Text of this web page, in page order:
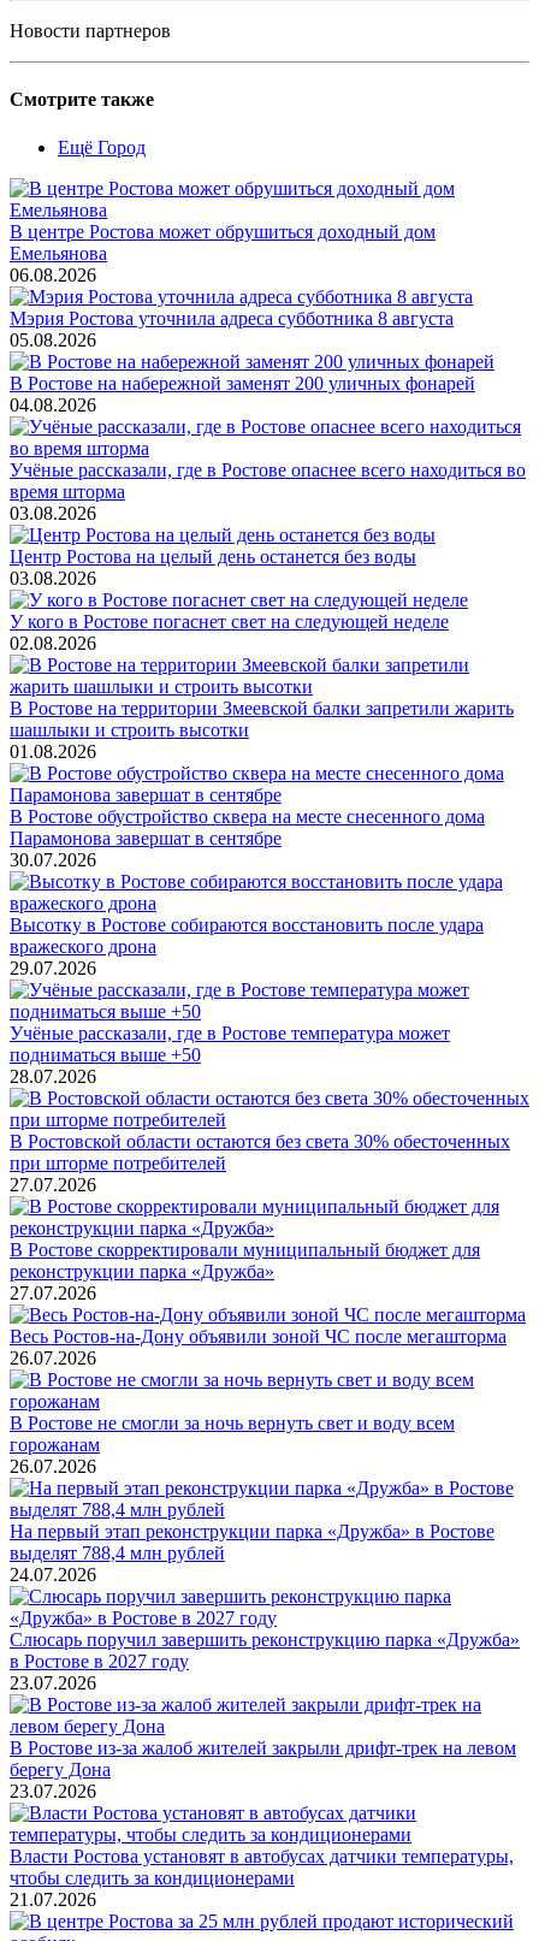
Новости партнеров
Смотрите также
Ещё Город
В центре Ростова может обрушиться доходный дом
Емельянова
06.08.2026
Мэрия Ростова уточнила адреса субботника 8 августа
05.08.2026
В Ростове на набережной заменят 200 уличных фонарей
04.08.2026
Учёные рассказали, где в Ростове опаснее всего находиться во
время шторма
03.08.2026
Центр Ростова на целый день останется без воды
03.08.2026
У кого в Ростове погаснет свет на следующей неделе
02.08.2026
В Ростове на территории Змеевской балки запретили жарить
шашлыки и строить высотки
01.08.2026
В Ростове обустройство сквера на месте снесенного дома
Парамонова завершат в сентябре
30.07.2026
Высотку в Ростове собираются восстановить после удара
вражеского дрона
29.07.2026
Учёные рассказали, где в Ростове температура может
подниматься выше +50
28.07.2026
В Ростовской области остаются без света 30% обесточенных
при шторме потребителей
27.07.2026
В Ростове скорректировали муниципальный бюджет для
реконструкции парка «Дружба»
27.07.2026
Весь Ростов-на-Дону объявили зоной ЧС после мегашторма
26.07.2026
В Ростове не смогли за ночь вернуть свет и воду всем
горожанам
26.07.2026
На первый этап реконструкции парка «Дружба» в Ростове
выделят 788,4 млн рублей
24.07.2026
Слюсарь поручил завершить реконструкцию парка «Дружба»
в Ростове в 2027 году
23.07.2026
В Ростове из-за жалоб жителей закрыли дрифт-трек на левом
берегу Дона
23.07.2026
Власти Ростова установят в автобусах датчики температуры,
чтобы следить за кондиционерами
21.07.2026